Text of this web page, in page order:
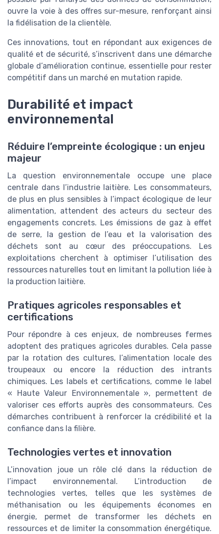
ouvre la voie à des offres sur-mesure, renforçant ainsi
la fidélisation de la clientèle.
Ces innovations, tout en répondant aux exigences de
qualité et de sécurité, s’inscrivent dans une démarche
globale d’amélioration continue, essentielle pour rester
compétitif dans un marché en mutation rapide.
Durabilité et impact
environnemental
Réduire l’empreinte écologique : un enjeu
majeur
La question environnementale occupe une place
centrale dans l’industrie laitière. Les consommateurs,
de plus en plus sensibles à l’impact écologique de leur
alimentation, attendent des acteurs du secteur des
engagements concrets. Les émissions de gaz à effet
de serre, la gestion de l’eau et la valorisation des
déchets sont au cœur des préoccupations. Les
exploitations cherchent à optimiser l’utilisation des
ressources naturelles tout en limitant la pollution liée à
la production laitière.
Pratiques agricoles responsables et
certifications
Pour répondre à ces enjeux, de nombreuses fermes
adoptent des pratiques agricoles durables. Cela passe
par la rotation des cultures, l’alimentation locale des
troupeaux ou encore la réduction des intrants
chimiques. Les labels et certifications, comme le label
« Haute Valeur Environnementale », permettent de
valoriser ces efforts auprès des consommateurs. Ces
démarches contribuent à renforcer la crédibilité et la
confiance dans la filière.
Technologies vertes et innovation
L’innovation joue un rôle clé dans la réduction de
l’impact environnemental. L’introduction de
technologies vertes, telles que les systèmes de
méthanisation ou les équipements économes en
énergie, permet de transformer les déchets en
ressources et de limiter la consommation énergétique.